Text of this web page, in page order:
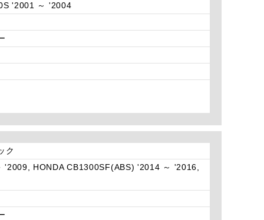
'2001 ～ '2004
ク
HONDA CB1300SF(ABS) '2014 ～ '2016,